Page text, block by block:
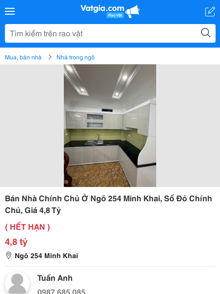
Mua, bán nhà Nhà trong ngõ
Bán Nhà Chính Chủ Ở Ngõ 254 Minh Khai, Sổ Đỏ Chính
Chủ, Giá 4,8 Tỷ
( HẾT HẠN )
4,8 tỷ
Ngõ 254 Minh Khai
Tuấn Anh
0987 685 085